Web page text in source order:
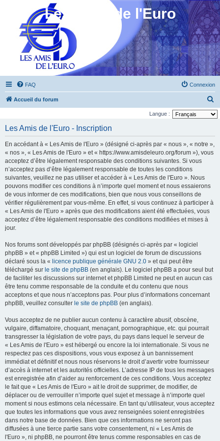
Les Amis de l'Euro
FAQ Connexion
Accueil du forum
e
Langue :
Les Amis de l'Euro - Inscription
En accédant à « Les Amis de l'Euro » (désigné ci-après par « nous », « notre »,
« nos », « Les Amis de l'Euro » et « https://www.amisdeleuro.org/forum »), vous
acceptez d’être légalement responsable des conditions suivantes. Si vous
n’acceptez pas d’être légalement responsable de toutes les conditions
suivantes, veuillez ne pas utiliser et accéder à « Les Amis de l'Euro ». Nous
pouvons modifier ces conditions à n’importe quel moment et nous essaierons
de vous informer de ces modifications, bien que nous vous conseillons de
vérifier régulièrement par vous-même. En effet, si vous continuez à participer à
« Les Amis de l'Euro » après que des modifications aient été effectuées, vous
acceptez d’être légalement responsable des conditions modifiées et mises à
jour.
Nos forums sont développés par phpBB (désignés ci-après par « logiciel
phpBB » et « phpBB Limited ») qui est un logiciel de forum de discussions
déclaré sous la « licence publique générale GNU 2.0 » et qui peut être
téléchargé sur le site de phpBB (en anglais). Le logiciel phpBB a pour seul but
de faciliter les discussions sur internet et phpBB Limited ne peut en aucun cas
être tenu comme responsable de la conduite et du contenu que nous
acceptons et que nous n’acceptons pas. Pour plus d’informations concernant
phpBB, veuillez consulter le site de phpBB (en anglais).
Vous acceptez de ne publier aucun contenu à caractère abusif, obscène,
vulgaire, diffamatoire, choquant, menaçant, pornographique, etc. qui pourrait
transgresser la législation de votre pays, du pays dans lequel le serveur de
« Les Amis de l'Euro » est hébergé ou encore la loi internationale. Si vous ne
respectez pas ces dispositions, vous vous exposez à un bannissement
immédiat et définitif et nous nous réservons le droit d’avertir votre fournisseur
d’accès à internet et les autorités officielles. L’adresse IP de tous les messages
est enregistrée afin d’aider au renforcement de ces conditions. Vous acceptez
le fait que « Les Amis de l'Euro » ait le droit de supprimer, de modifier, de
déplacer ou de verrouiller n’importe quel sujet et message à n’importe quel
moment si nous estimons cela nécessaire. En tant qu’utilisateur, vous acceptez
que toutes les informations que vous avez renseignées soient enregistrées
dans notre base de données. Bien que ces informations ne seront pas
diffusées à une tierce partie sans votre consentement, ni « Les Amis de
l'Euro », ni phpBB, ne pourront être tenus comme responsables en cas de